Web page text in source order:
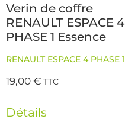
Verin de coffre
RENAULT ESPACE 4
PHASE 1 Essence
RENAULT ESPACE 4 PHASE 1
19,00€ TTC
Détails